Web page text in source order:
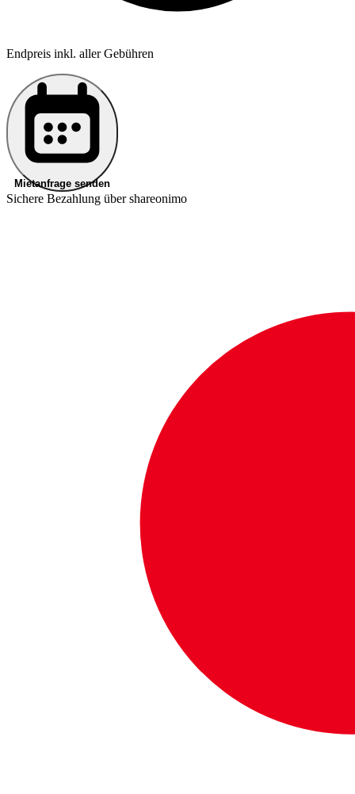
Endpreis inkl. aller Gebühren
Mietanfrage senden
Sichere Bezahlung über shareonimo